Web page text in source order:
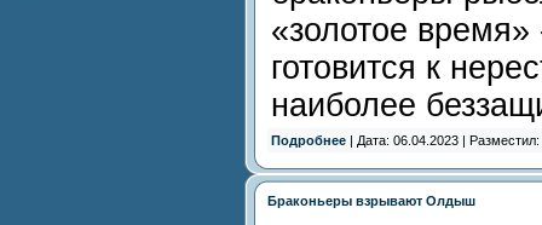
«золотое
готовится к
наиболее
Подробнее | Дата: 06.04.2023 | Разместил:
Браконьеры взрывают Олдыш